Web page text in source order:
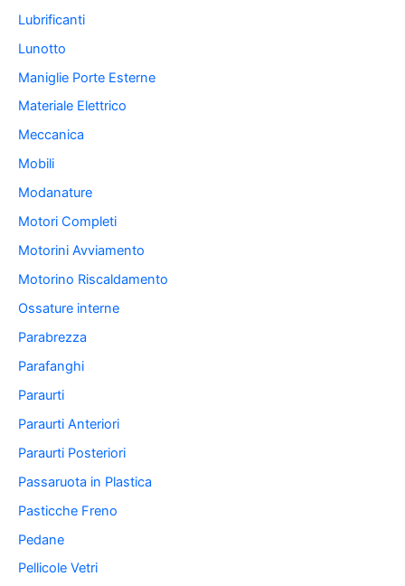
Lubrificanti
Lunotto
Maniglie Porte Esterne
Materiale Elettrico
Meccanica
Mobili
Modanature
Motori Completi
Motorini Avviamento
Motorino Riscaldamento
Ossature interne
Parabrezza
Parafanghi
Paraurti
Paraurti Anteriori
Paraurti Posteriori
Passaruota in Plastica
Pasticche Freno
Pedane
Pellicole Vetri